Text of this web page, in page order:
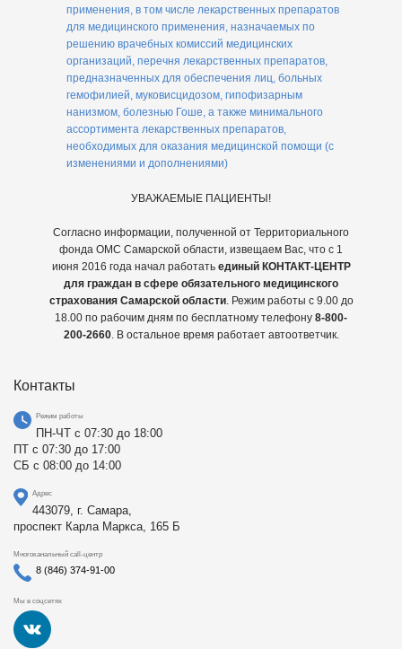
применения, в том числе лекарственных препаратов
для медицинского применения, назначаемых по
решению врачебных комиссий медицинских
организаций, перечня лекарственных препаратов,
предназначенных для обеспечения лиц, больных
гемофилией, муковисцидозом, гипофизарным
нанизмом, болезнью Гоше, а также минимального
ассортимента лекарственных препаратов,
необходимых для оказания медицинской помощи (с
изменениями и дополнениями)
УВАЖАЕМЫЕ ПАЦИЕНТЫ!
Согласно информации, полученной от Территориального
фонда ОМС Самарской области, извещаем Вас, что с 1
июня 2016 года начал работать единый КОНТАКТ-ЦЕНТР
для граждан в сфере обязательного медицинского
страхования Самарской области. Режим работы с 9.00 до
18.00 по рабочим дням по бесплатному телефону 8-800-
200-2660. В остальное время работает автоответчик.
Контакты
Режим работы
ПН-ЧТ с 07:30 до 18:00
ПТ с 07:30 до 17:00
СБ с 08:00 до 14:00
Адрес
443079, г. Самара,
проспект Карла Маркса, 165 Б
Многоканальный call-центр
8 (846) 374-91-00
Мы в соцсетях